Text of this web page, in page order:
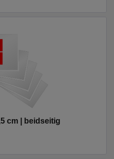
cm | beidseitig